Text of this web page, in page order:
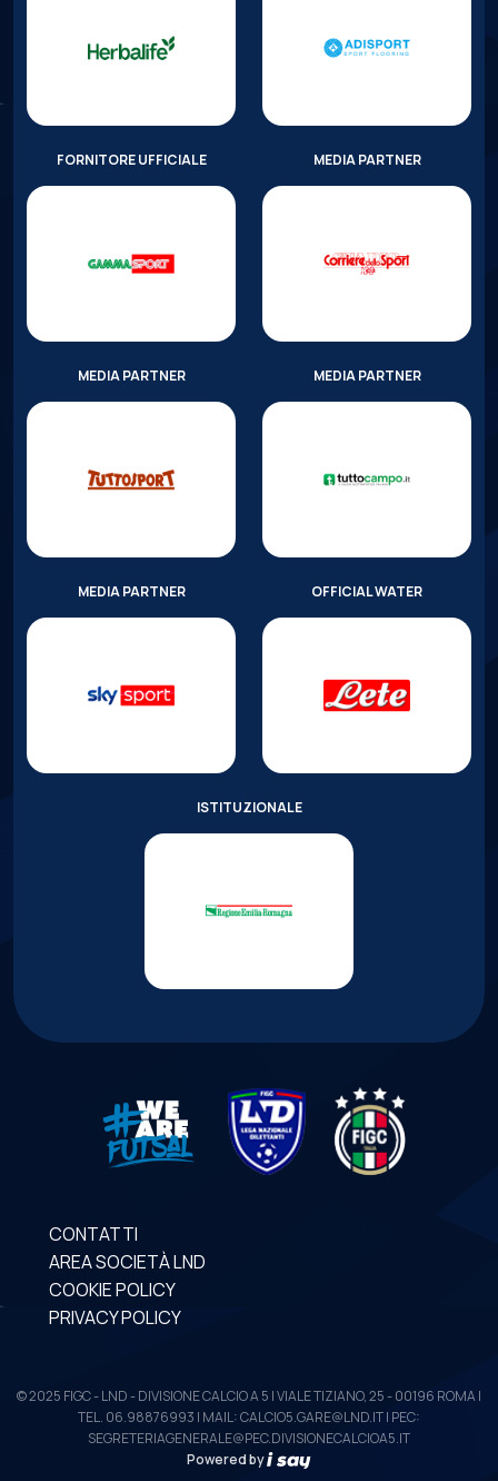
FORNITORE UFFICIALE MEDIA PARTNER
MEDIA PARTNER MEDIA PARTNER
MEDIA PARTNER OFFICIAL WATER
ISTITUZIONALE
CONTATTI
AREA SOCIETÀ LND
COOKIE POLICY
PRIVACY POLICY
© 2025 FIGC - LND - DIVISIONE CALCIO A 5 | VIALE TIZIANO, 25 - 00196 ROMA |
TEL. 06.98876993 | MAIL: CALCIO5.GARE@LND.IT | PEC:
SEGRETERIAGENERALE@PEC.DIVISIONECALCIOA5.IT
Powered by